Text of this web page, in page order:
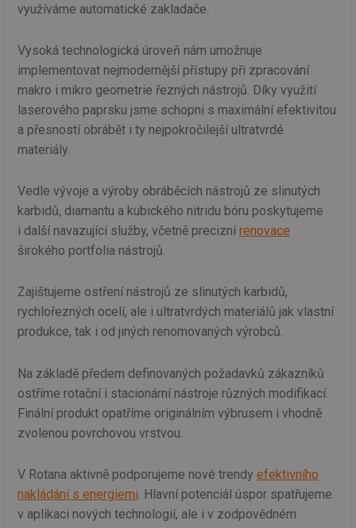
využíváme automatické zakladače.
Vysoká technologická úroveň nám umožnuje
implementovat nejmodernější přístupy při zpracování
makro i mikro geometrie řezných nástrojů. Díky využití
laserového paprsku jsme schopni s maximální efektivitou
a přesností obrábět i ty nejpokročilejší ultratvrdé
materiály.
Vedle vývoje a výroby obráběcích nástrojů ze slinutých
karbidů, diamantu a kubického nitridu bóru poskytujeme
i další navazující služby, včetně preciznírenovace
širokého portfolia nástrojů.
Zajištujeme ostření nástrojů ze slinutých karbidů,
rychlořezných ocelí, ale i ultratvrdých materiálů jak vlastní
produkce, tak i od jiných renomovaných výrobců.
Na základě předem definovaných požadavků zákazníků
ostříme rotační i stacionární nástroje různých modifikací.
Finální produkt opatříme originálním výbrusem i vhodně
zvolenou povrchovou vrstvou.
V Rotana aktivně podporujeme nové trendy efektivního
nakládání s energiemi. Hlavní potenciál úspor spatřujeme
v aplikaci nových technologií, ale i v zodpovědném